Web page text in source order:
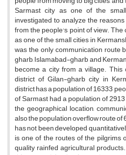
Sarmast city as one of the
investigated to analyze the
from the people's point of view.
as one of the small cities in
was the only communication route
gharb, Islamabad-gharb and
become a city from a village.
district of Gilan-gharb city in
district has a population of 16333
of Sarmast had a population of
the geographical location,
also the population overflow route of
has not been developed
is one of the routes of the pilgrims
quality rainfed agricultural